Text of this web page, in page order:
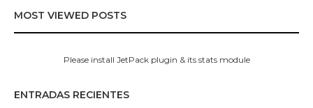
MOST VIEWED POSTS
Please install JetPack plugin & its stats module
ENTRADAS RECIENTES